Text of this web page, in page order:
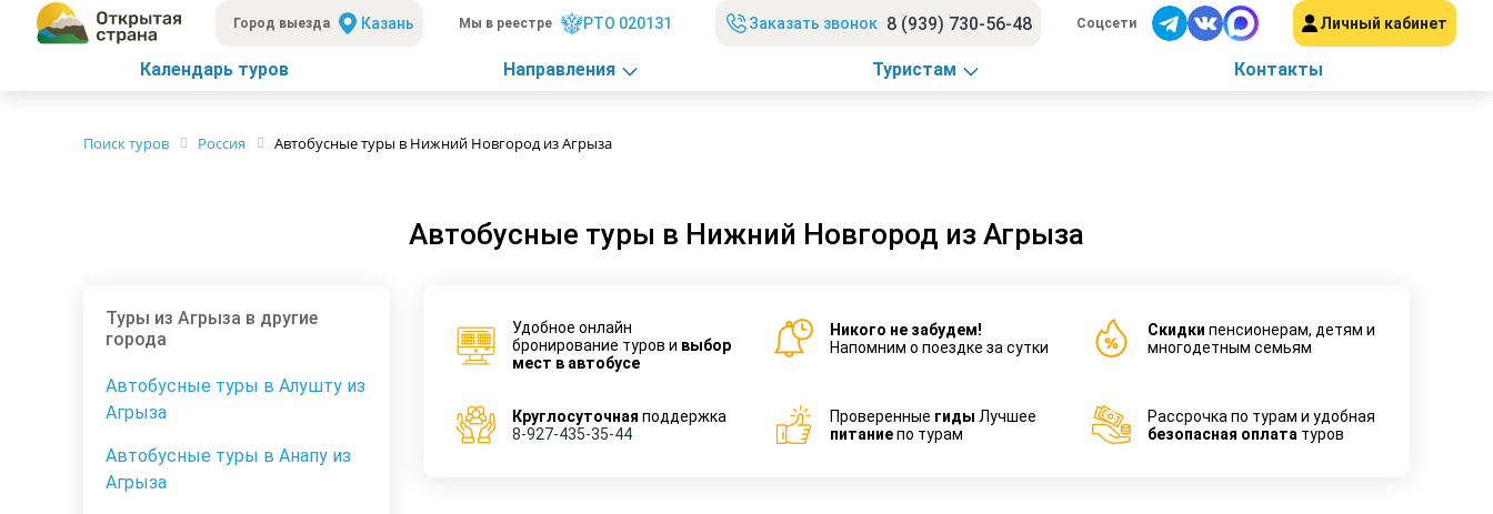
Город выезда Казань Мы в реестре РТО 020131 Заказать звонок 8 (939) 730-56-48 Соцсети Личный кабинет
Календарь туров Направления Туристам Контакты
Поиск туров Россия Автобусные туры в Нижний Новгород из Агрыза
Автобусные туры в Нижний Новгород из Агрыза
Туры из Агрыза в другие
города
Автобусные туры в Алушту из
Агрыза
Автобусные туры в Анапу из
Агрыза
Удобное онлайн
бронирование туров и выбор
мест в автобусе
Никого не забудем!
Напомним о поездке за сутки
Cкидки пенсионерам, детям и
многодетным семьям
Круглосуточная поддержка
8-927-435-35-44
Проверенные гиды Лучшее
питаниепо турам
Рассрочка по турам и удобная
безопасная оплата туров